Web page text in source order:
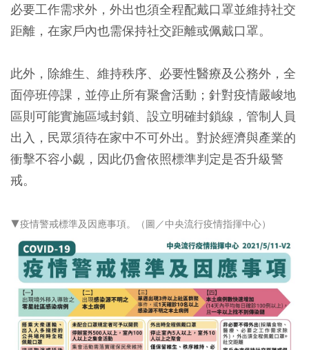
必要工作需求外，外出也須全程配戴口罩並維持社交
距離，在家戶內也需保持社交距離或佩戴口罩。
此外，除維生、維持秩序、必要性醫療及公務外，全
面停班停課，並停止所有聚會活動；針對疫情嚴峻地
區則可能實施區域封鎖、設立明確封鎖線，管制人員
出入，民眾須待在家中不可外出。對於經濟與產業的
衝擊不容小覷，因此仍會依照標準判定是否升級警
戒。
▼疫情警戒標準及因應事項。（圖／中央流行疫情指揮中心）